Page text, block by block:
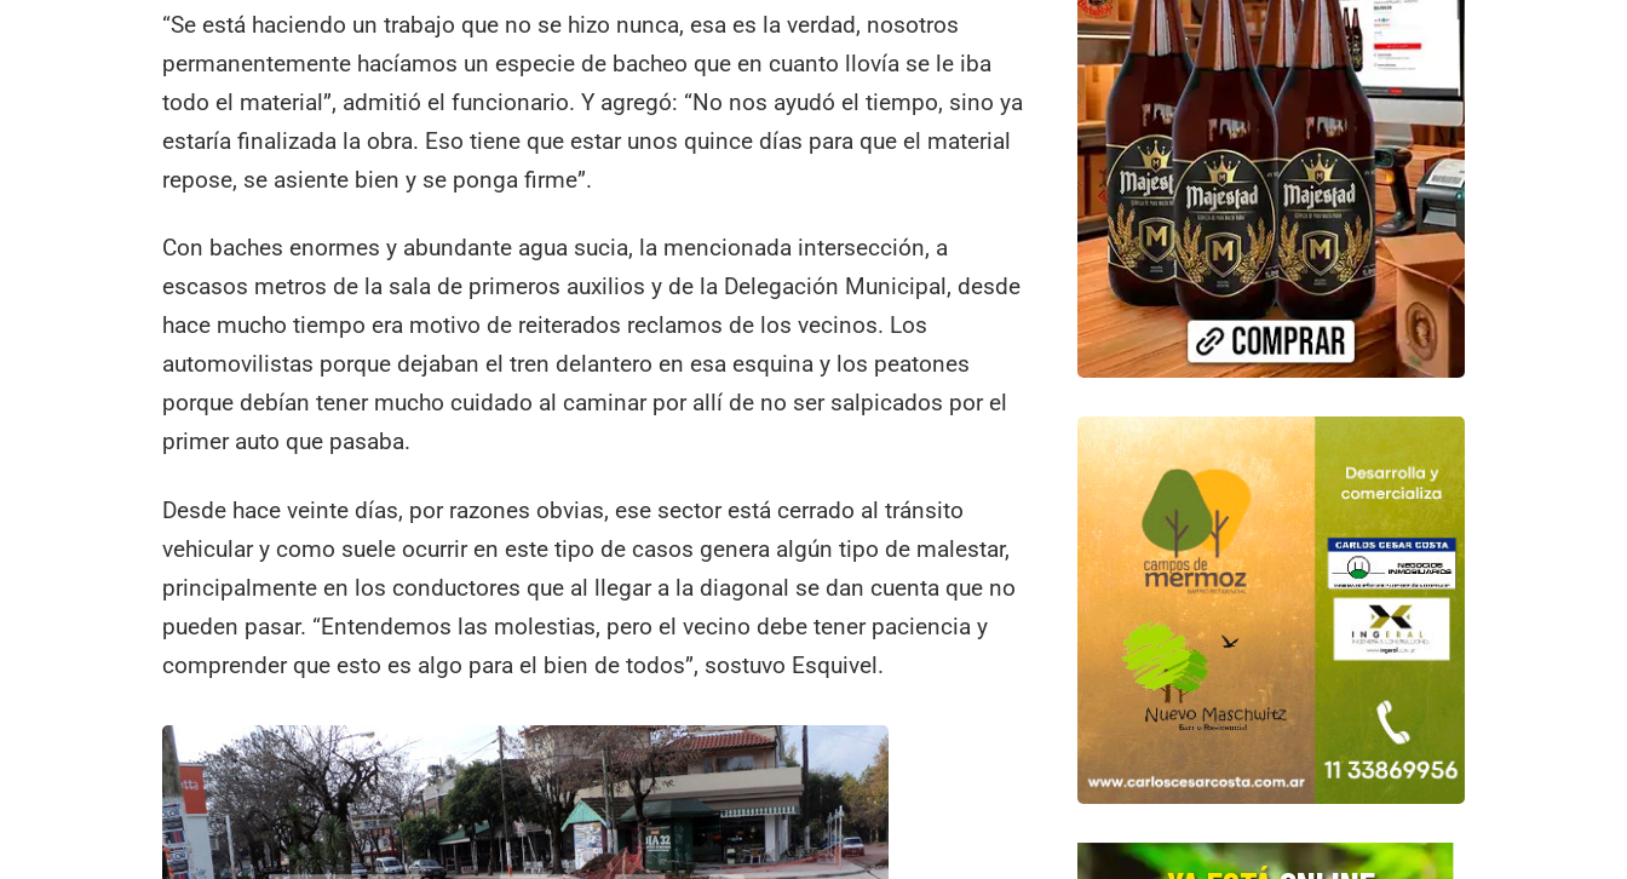
“Se está haciendo un trabajo que no se hizo nunca, esa es la verdad, nosotros
permanentemente hacíamos un especie de bacheo que en cuanto llovía se le iba
todo el material”, admitió el funcionario. Y agregó: “No nos ayudó el tiempo, sino ya
estaría finalizada la obra. Eso tiene que estar unos quince días para que el material
repose, se asiente bien y se ponga firme”.
Con baches enormes y abundante agua sucia, la mencionada intersección, a
escasos metros de la sala de primeros auxilios y de la Delegación Municipal, desde
hace mucho tiempo era motivo de reiterados reclamos de los vecinos. Los
automovilistas porque dejaban el tren delantero en esa esquina y los peatones
porque debían tener mucho cuidado al caminar por allí de no ser salpicados por el
primer auto que pasaba.
Desde hace veinte días, por razones obvias, ese sector está cerrado al tránsito
vehicular y como suele ocurrir en este tipo de casos genera algún tipo de malestar,
principalmente en los conductores que al llegar a la diagonal se dan cuenta que no
pueden pasar. “Entendemos las molestias, pero el vecino debe tener paciencia y
comprender que esto es algo para el bien de todos”, sostuvo Esquivel.